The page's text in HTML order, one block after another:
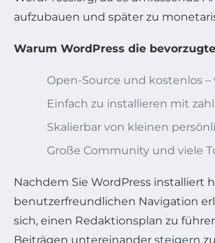
aufzubauen und später zu
Warum WordPress die
Open-Source und kostenlos
Einfach zu installieren mit
Skalierbar von kleinen
Große Community und viele
Nachdem Sie WordPress installiert
benutzerfreundlichen Navigation
sich, einen Redaktionsplan zu
Beiträgen untereinander steigern